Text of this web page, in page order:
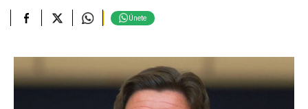
Únete